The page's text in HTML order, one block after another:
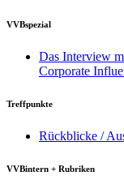
VVBspezial
Das Interview
Corporate
Treffpunkte
Rückblicke /
VVBintern + Rubriken